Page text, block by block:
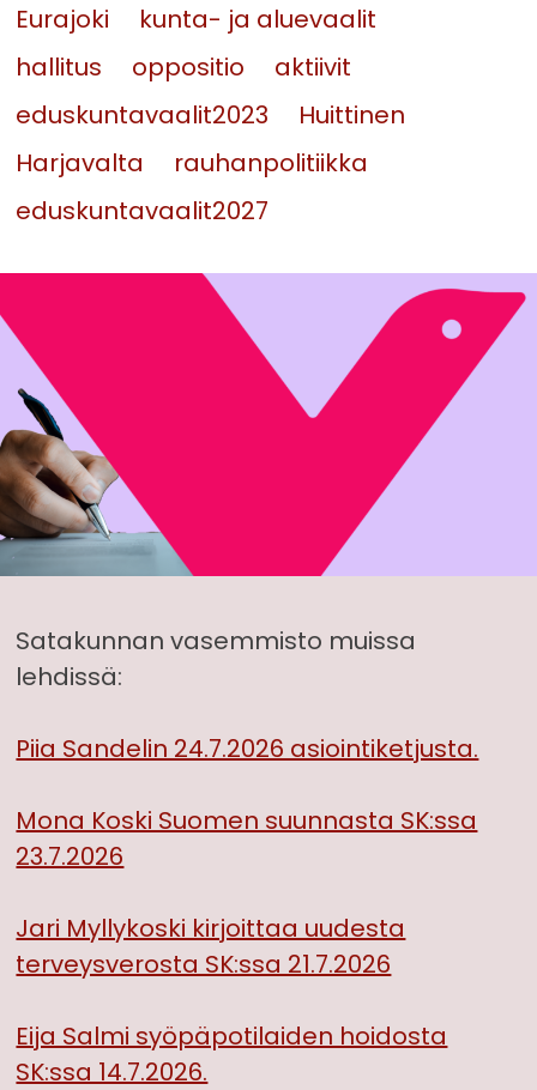
Eurajoki
kunta- ja aluevaalit
hallitus
oppositio
aktiivit
eduskuntavaalit2023
Huittinen
Harjavalta
rauhanpolitiikka
eduskuntavaalit2027
Satakunnan vasemmisto muissa
lehdissä:
Piia Sandelin 24.7.2026 asiointiketjusta.
Mona Koski Suomen suunnasta SK:ssa
23.7.2026
Jari Myllykoski kirjoittaa uudesta
terveysverosta SK:ssa 21.7.2026
Eija Salmi syöpäpotilaiden hoidosta
SK:ssa 14.7.2026.